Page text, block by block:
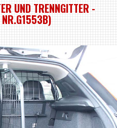
UND TRENNGITTER -